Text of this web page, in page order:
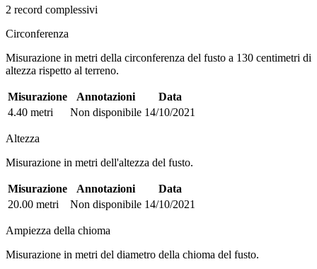
2 record complessivi
Circonferenza
Misurazione in metri della circonferenza del fusto a 130 centimetri di
altezza rispetto al terreno.
Misurazione Annotazioni
Data
4.40 metri
Non disponibile 14/10/2021
Altezza
Misurazione in metri dell'altezza del fusto.
Misurazione Annotazioni
Data
20.00 metri
Non disponibile 14/10/2021
Ampiezza della chioma
Misurazione in metri del diametro della chioma del fusto.